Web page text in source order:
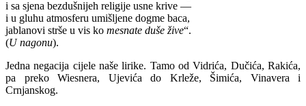
i sa sjena bezdušnijeh religije usne krive —
i u gluhu atmosferu umišljene dogme baca,
jablanovi strše u vis ko mesnate duše žive“.
(U nagonu).
Jedna negacija cijele naše lirike. Tamo od Vidrića, Dučića, Rakića,
pa preko Wiesnera, Ujevića do Krleže, Šimića, Vinavera i
Crnjanskog.